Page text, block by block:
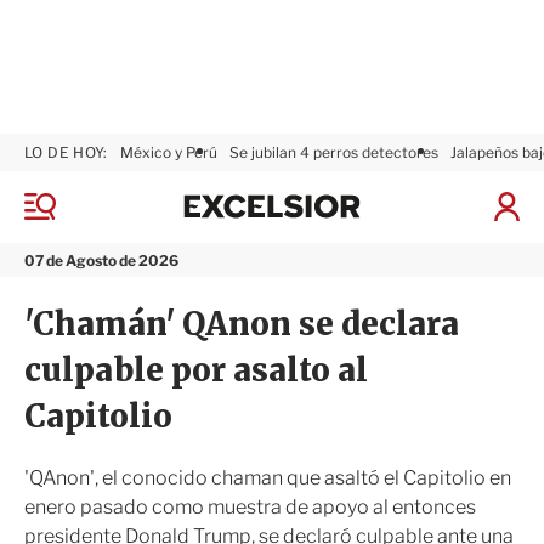
M
n
07 de Agosto de 2026
LO DE HOY: México y Perú Se jubilan 4 perros detectores Jalapeños
I
ó
x
s
i
o
r
'Chamán' QAnon se declara
culpable por asalto al
Capitolio
'QAnon', el conocido chaman que asaltó el Capitolio en
enero pasado como muestra de apoyo al entonces
presidente Donald Trump, se declaró culpable ante una